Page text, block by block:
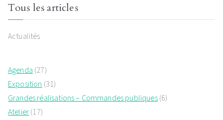
Tous les articles
Actualités
Agenda (27)
Exposition (31)
Grandes réalisations – Commandes publiques(6)
Atelier(17)